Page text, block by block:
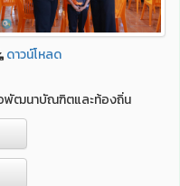
ดาวน์โหลด
พัฒนาบัณฑิตและท้องถิ่น